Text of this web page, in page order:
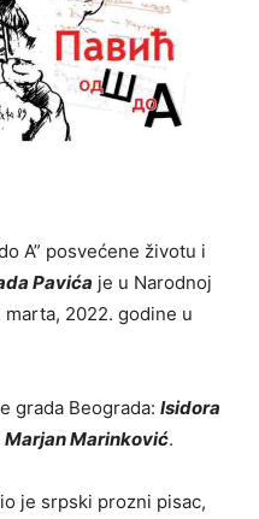
A” posvećene životu i
Pavića je u Narodnoj
2022. godine u
grada Beograda: Isidora
Marjan Marinković.
je srpski prozni pisac,